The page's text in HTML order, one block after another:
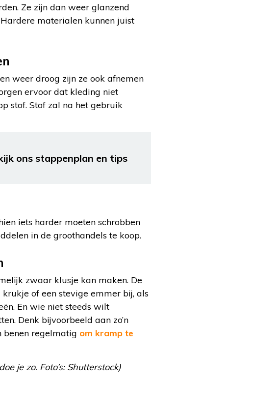
Ze zijn dan weer glanzend
materialen kunnen juist
weer droog zijn ze ook afnemen
ervoor dat kleding niet
stof. Stof zal na het gebruik
ons stappenplan en tips
iets harder moeten schrobben
in de groothandels te koop.
zwaar klusje kan maken. De
of een stevige emmer bij, als
En wie niet steeds wilt
Denk bijvoorbeeld aan zo’n
benen regelmatig om kramp te
je zo. Foto’s: Shutterstock)